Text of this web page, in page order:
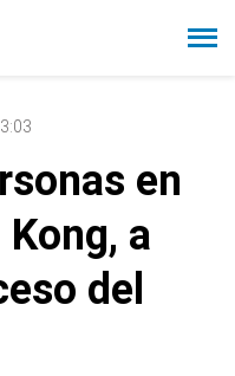
en
a
del